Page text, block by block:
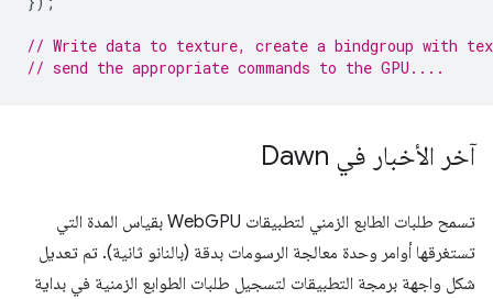
// Write data to texture, create a bindgroup with
// send the appropriate commands to the GPU....
آخر الأخبار في Dawn
تسمح طلبات الطابع الزمني لتطبيقات WebGPU بقياس المدة التي
تستغرقها أوامر وحدة معالجة الرسومات بدقة (بالنانو ثانية). تم تعديل
شكل واجهة برمجة التطبيقات لتسجيل طلبات الطوابع الزمنية في بداية